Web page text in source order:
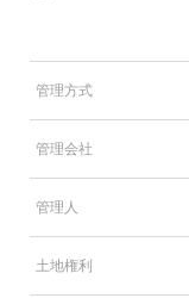
管理方式
管理会社
管理人
土地権利